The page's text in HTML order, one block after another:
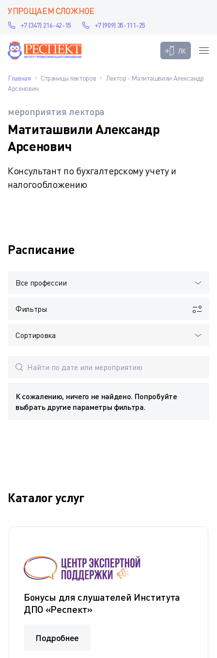
УПРОЩАЕМ СЛОЖНОЕ
+7 (347) 216-42-15 +7 (909) 35-111-25
ЛК
Главная Страницы лекторов
Лектор - Матиташвили Александр
Арсенович
мероприятия лектора
Матиташвили Александр
Арсенович
Консультант по бухгалтерскому учету и
налогообложению
Расписание
Все профессии
Фильтры
Сортировка
К сожалению, ничего не найдено. Попробуйте
выбрать другие параметры фильтра.
Каталог услуг
Бонусы для слушателей Института
ДПО «Респект»
Подробнее